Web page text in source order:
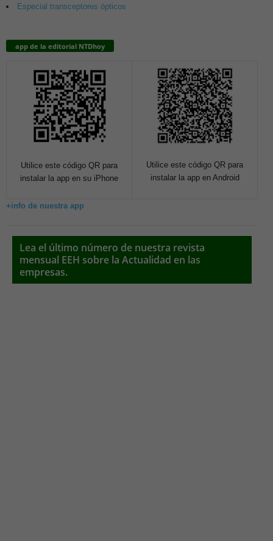
Especial transceptores ópticos
app de la editorial NTDhoy
Utilice este código QR para
instalar la app en su iPhone
Utilice este código QR para
instalar la app en Android
+info de nuestra app
Lea el último número de nuestra revista
mensual EEH sobre la Actualidad en las
empresas.